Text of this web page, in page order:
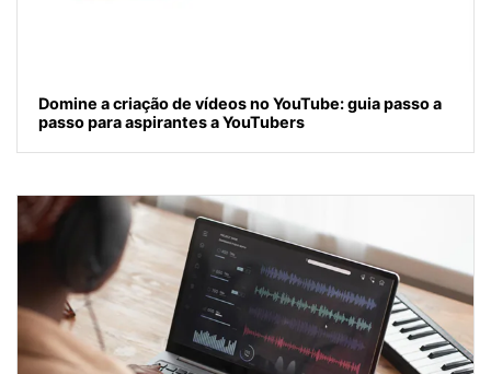
Domine a criação de vídeos no YouTube: guia passo a
passo para aspirantes a YouTubers